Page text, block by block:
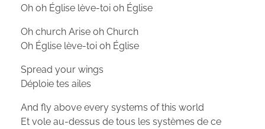
Oh oh Église lève-toi oh Église
Oh church Arise oh Church
Oh Église lève-toi oh Église
Spread your wings
Déploie tes ailes
And fly above every systems of this world
Et vole au-dessus de tous les systèmes de ce